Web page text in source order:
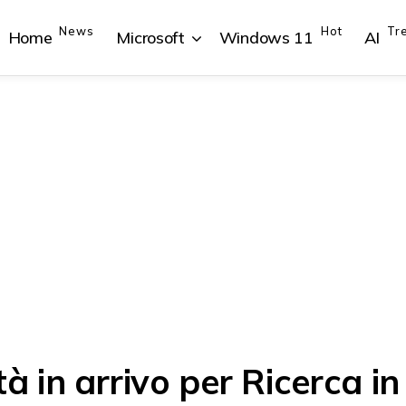
Home News Microsoft Windows 11 Hot AI
in arrivo per Ricerca in